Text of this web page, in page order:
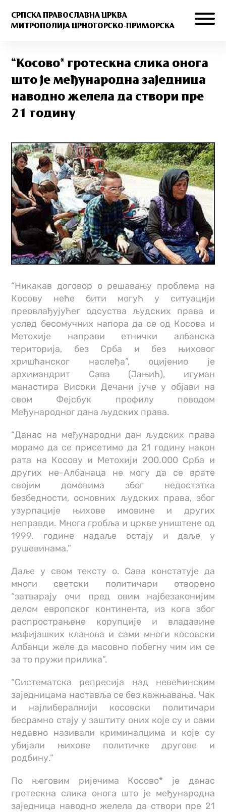
СРПСКА ПРАВОСЛАВНА ЦРКВА
МИТРОПОЛИЈА ЦРНОГОРСКО-ПРИМОРСКА
“Косово* гротескна слика онога
што је међународна заједница
наводно желела да створи пре
21 годину
“Никакав договор о решавању проблема на
Косову неће бити могућ у ситуацији
преовлађујућег одсуства људских права и
услед бесомучних напора да се од Косова и
Метохије направи етнички албанска
територија, без Срба и без њиховог
хришћанског наслеђа”, оцијенио је
архимандрит Сава (Јањић), игуман
манастира Високи Дечани јуче у објави на
свом Фејсбук профилу поводом
Међународног дана људских права.
“Данас на међународни дан људских права
морамо да се присетимо да 21 годину након
рата на Косову и Метохији 200.000 Срба и
других не-Албанаца не могу да се врате
својим домовима због недостатка
безбедности, основних људских права, због
узурпације њихове имовине и других
неправди. Многа гробља и цркве уништене од
1999. године надаље остају и даље у
рушевинама.”
Даље у свом тексту о. Сава констатује да
многи светски политичари отворено
“затварају очи пред овим најбезаконијим
делом европског континента, из кога због
распрострањене корупције и владавине
мафијашких кланова и сами многи косовски
Албанци желе да масовно побегну чим им се
за то пружи прилика”.
“Систематска репресија над невећинским
заједницама наставља се без кажњавања. Чак
и најлибералнији косовски политичари
бесрамно стају у заштиту оних које су и сами
недавно називали криминалцима и које су
убијали њихове политичке другове и
родбину.”
По његовим ријечима Косово* је данас
гротескна слика онога што је међународна
заједница наводно желела да створи пре 21